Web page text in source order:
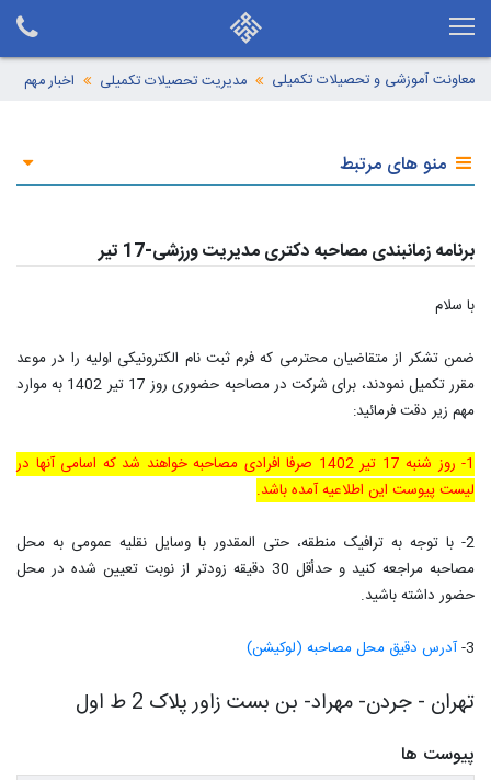
معاونت آموزشی و تحصیلات تکمیلی مدیریت تحصیلات تکمیلی اخبار مهم
منو های مرتبط
برنامه زمانبندی مصاحبه دکتری مدیریت ورزشی-17 تیر
با سلام
ضمن تشکر از متقاضیان محترمی که فرم ثبت نام الکترونیکی اولیه را در موعد
مقرر تکمیل نمودند، برای شرکت در مصاحبه حضوری روز 17 تیر 1402 به موارد
مهم زیر دقت فرمائید:
1- روز شنبه 17 تیر 1402 صرفا افرادی مصاحبه خواهند شد که اسامی آنها در
لیست پیوست این اطلاعیه آمده باشد.
2- با توجه به ترافیک منطقه، حتی المقدور با وسایل نقلیه عمومی به محل
مصاحبه مراجعه کنید و حدأقل 30 دقیقه زودتر از نوبت تعیین شده در محل
حضور داشته باشید.
3- آدرس دقیق محل مصاحبه (لوکیشن)
تهران - جردن- مهراد- بن بست زاور پلاک 2 ط اول
پیوست ها